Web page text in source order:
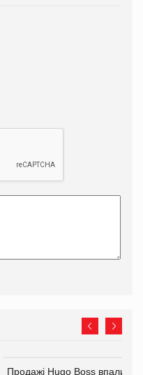
Продажі Hugo Boss впали